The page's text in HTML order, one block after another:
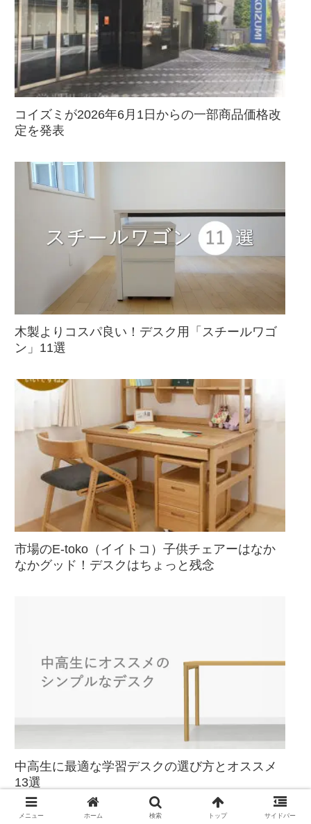
コイズミが2026年6月1日からの一部商品価格改
定を発表
木製よりコスパ良い！デスク用「スチールワゴ
ン」11選
市場のE-toko（イイトコ）子供チェアーはなか
なかグッド！デスクはちょっと残念
中高生に最適な学習デスクの選び方とオススメ
13選
メニュー ホーム 検索 トップ サイドバー